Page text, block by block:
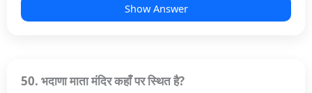
Show Answer
50. भदाणा माता मंदिर कहाँ पर स्थित है?